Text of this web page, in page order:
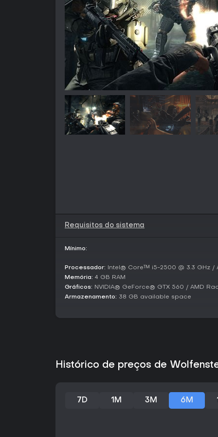
Requisitos do sistema
Mínimo:
Processador: Intel® Core™ i5-2500 @ 3.3 GHz /
Memória: 4 GB RAM
Gráficos: NVIDIA® GeForce® GTX 560 / AMD
Armazenamento: 38 GB available space
Histórico de preços de
7D 1M 3M 6M